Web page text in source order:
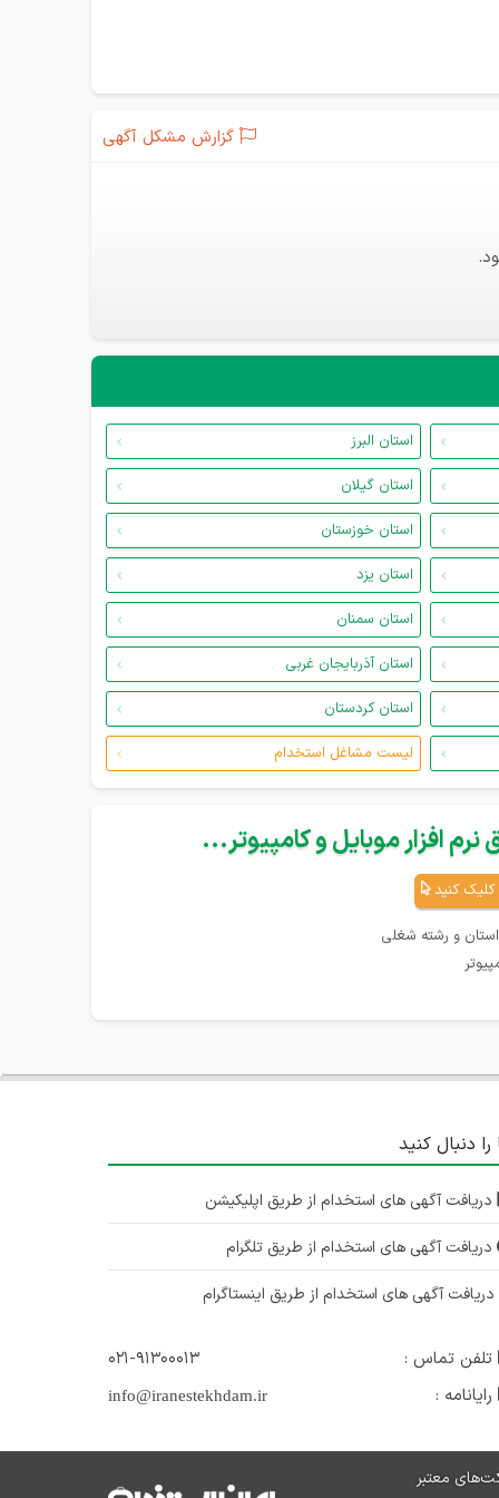
گزارش مشکل آگهی
استان البرز
استان گیلان
استان خوزستان
استان یزد
استان سمنان
استان آذربایجان غربی
استان کردستان
لیست مشاغل استخدام
افزار موبایل و کامپیوتر...
کلیک کنید
و رشته شغلی
را دنبال کنید
دریافت آگهی های استخدام از طریق اپلیکیشن
دریافت آگهی های استخدام از طریق تلگرام
دریافت آگهی های استخدام از طریق اینستاگرام
تلفن تماس :
۰۲۱-۹۱۳۰۰۰۱۳
رایانامه :
info@iranestekhdam.ir
معتبر